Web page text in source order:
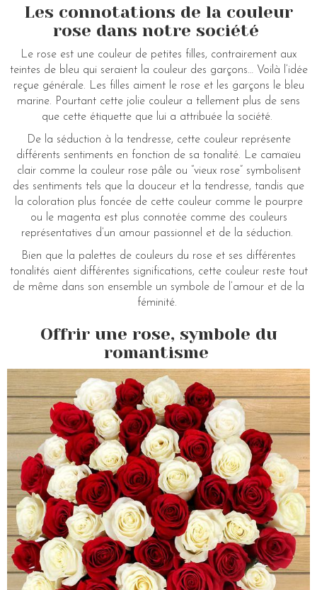
Les connotations de la couleur
rose dans notre société
Le rose est une couleur de petites filles, contrairement aux
teintes de bleu qui seraient la couleur des garçons… Voilà l’idée
reçue générale. Les filles aiment le rose et les garçons le bleu
marine. Pourtant cette jolie couleur a tellement plus de sens
que cette étiquette que lui a attribuée la société.
De la séduction à la tendresse, cette couleur représente
différents sentiments en fonction de sa tonalité. Le camaïeu
clair comme la couleur rose pâle ou “vieux rose” symbolisent
des sentiments tels que la douceur et la tendresse, tandis que
la coloration plus foncée de cette couleur comme le pourpre
ou le magenta est plus connotée comme des couleurs
représentatives d’un amour passionnel et de la séduction.
Bien que la palettes de couleurs du rose et ses différentes
tonalités aient différentes significations, cette couleur reste tout
de même dans son ensemble un symbole de l’amour et de la
féminité.
Offrir une rose, symbole du
romantisme